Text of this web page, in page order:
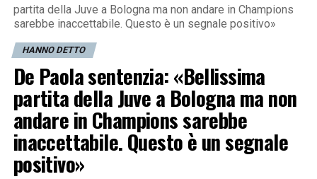
partita della Juve a Bologna ma non andare in Champions
sarebbe inaccettabile. Questo è un segnale positivo»
HANNO DETTO
De Paola sentenzia: «Bellissima
partita della Juve a Bologna ma non
andare in Champions sarebbe
inaccettabile. Questo è un segnale
positivo»